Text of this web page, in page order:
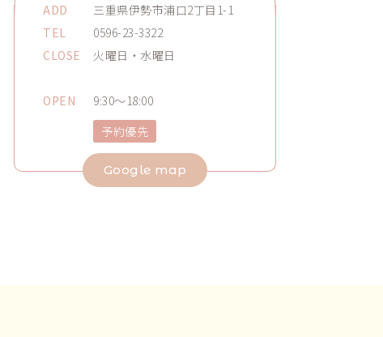
ADD
三重県伊勢市浦口2丁目1-1
TEL
0596-23-3322
CLOSE
火曜日・水曜日
OPEN
9:30～18:00
予約優先
Google map